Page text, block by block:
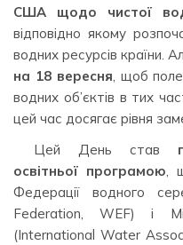
США щодо чистої
відповідно якому
водних ресурсів країни.
на 18 вересня, щоб
водних об’єктів в тих
цей час досягає рівня
Цей День став
освітньої програмою,
Федерації водного
Federation, WEF) і
(International Water